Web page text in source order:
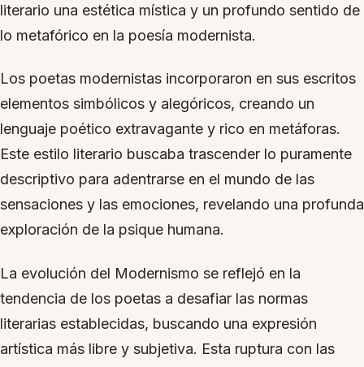
literario una estética mística y un profundo sentido de
lo metafórico en la poesía modernista.
Los poetas modernistas incorporaron en sus escritos
elementos simbólicos y alegóricos, creando un
lenguaje poético extravagante y rico en metáforas.
Este estilo literario buscaba trascender lo puramente
descriptivo para adentrarse en el mundo de las
sensaciones y las emociones, revelando una profunda
exploración de la psique humana.
La evolución del Modernismo se reflejó en la
tendencia de los poetas a desafiar las normas
literarias establecidas, buscando una expresión
artística más libre y subjetiva. Esta ruptura con las